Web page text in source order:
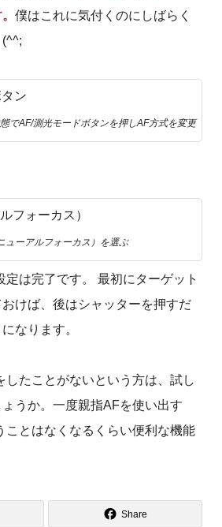
僕はこれに気付くのにしばらく
でAF/測光モードボタンを押しAF方式を変更
ューアルフォーカス）を選ぶ
定は完了です。 最初にターゲット
けば、後はシャッターを押すだ
なります。
したことがないという方は、試し
うか。一度親指AFを使い出す
ことはなくなるくらい便利な機能
Share